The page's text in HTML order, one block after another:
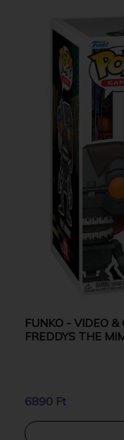
FUNKO - VIDEO &
FREDDYS THE
6890 Ft